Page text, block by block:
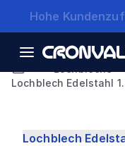
Lochblech Edelstahl
Lochblech